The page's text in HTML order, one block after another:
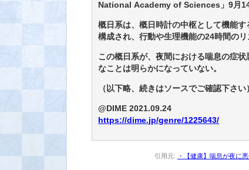
National Academy of Sciences」9月14
概日系は、概日時計の中枢として機能
構成され、行動や生理機能の24時間のリ
この概日系が、夜間における喘息の症
なことは明らかになっていない。
（以下略、続きはソースでご確認下さい
@DIME 2021.09.24
https://dime.jp/genre/1225643/
引用元: ・【健康】喘息が夜に